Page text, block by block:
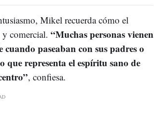
Mikel recuerda cómo el
y comercial. “Muchas personas vienen
paseaban con sus padres o
que representa el espíritu sano de
, confiesa.